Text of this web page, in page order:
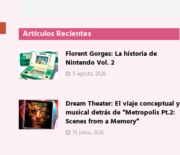
Artículos Recientes
Florent Gorges: La historia de
Nintendo Vol. 2
5 agosto, 2026
Dream Theater: El viaje conceptual y
musical detrás de “Metropolis Pt.2:
Scenes from a Memory”
15 junio, 2026